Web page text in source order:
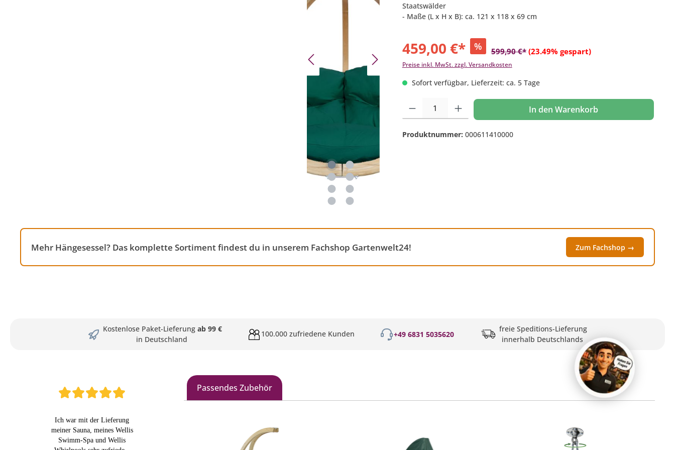
Staatswälder
- Maße (L x H x B): ca. 121 x 118 x 69 cm
459,00 €* % 599,90 €* (23.49% gespart)
Preise inkl. MwSt. zzgl. Versandkosten
Sofort verfügbar, Lieferzeit: ca. 5 Tage
Produkt Anzahl: Gib den gewünschten Wert ein oder benutze die Schaltflächen um die
In den Warenkorb
Produktnummer: 000611410000
Mehr Hängesessel? Das komplette Sortiment findest du in unserem Fachshop Gartenwelt24! Zum Fachshop →
Kostenlose Paket-Lieferung ab 99 €
in Deutschland
100.000 zufriedene Kunden +49 6831 5035620
freie Speditions-Lieferung
innerhalb Deutschlands
Passendes Zubehör